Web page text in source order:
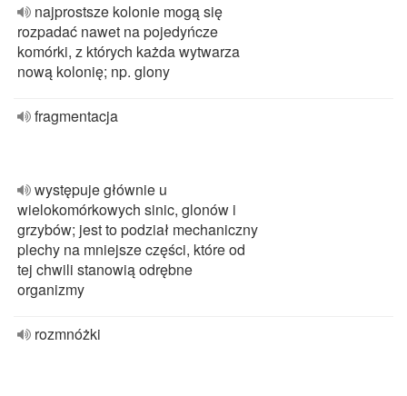
najprostsze kolonie mogą się
rozpadać nawet na pojedyńcze
komórki, z których każda wytwarza
nową kolonię; np. glony
fragmentacja
występuje głównie u
wielokomórkowych sinic, glonów i
grzybów; jest to podział mechaniczny
plechy na mniejsze części, które od
tej chwili stanowią odrębne
organizmy
rozmnóżki